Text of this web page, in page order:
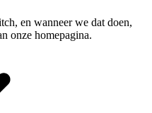
en wanneer we dat doen,
onze homepagina.